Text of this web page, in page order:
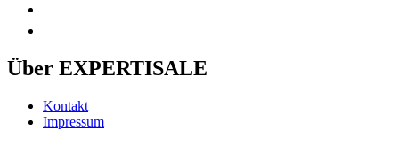
Über EXPERTISALE
Kontakt
Impressum